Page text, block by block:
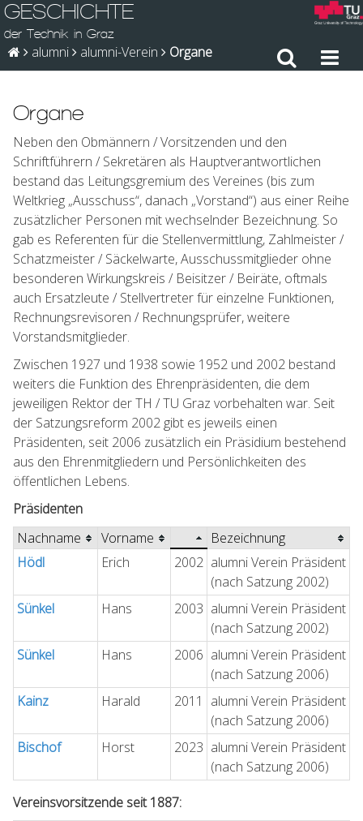
GESCHICHTE
der Technik in Graz
alumni alumni-Verein Organe
Organe
Neben den Obmännern / Vorsitzenden und den
Schriftführern / Sekretären als Hauptverantwortlichen
bestand das Leitungsgremium des Vereines (bis zum
Weltkrieg „Ausschuss“, danach „Vorstand“) aus einer Reihe
zusätzlicher Personen mit wechselnder Bezeichnung. So
gab es Referenten für die Stellenvermittlung, Zahlmeister /
Schatzmeister / Säckelwarte, Ausschussmitglieder ohne
besonderen Wirkungskreis / Beisitzer / Beiräte, oftmals
auch Ersatzleute / Stellvertreter für einzelne Funktionen,
Rechnungsrevisoren / Rechnungsprüfer, weitere
Vorstandsmitglieder.
Zwischen 1927 und 1938 sowie 1952 und 2002 bestand
weiters die Funktion des Ehrenpräsidenten, die dem
jeweiligen Rektor der TH / TU Graz vorbehalten war. Seit
der Satzungsreform 2002 gibt es jeweils einen
Präsidenten, seit 2006 zusätzlich ein Präsidium bestehend
aus den Ehrenmitgliedern und Persönlichkeiten des
öffentlichen Lebens.
Präsidenten
Nachname
Vorname
Bezeichnung
Hödl
Erich 2002 alumni Verein Präsident
(nach Satzung 2002)
Sünkel
Hans 2003 alumni Verein Präsident
(nach Satzung 2002)
Sünkel
Hans 2006 alumni Verein Präsident
(nach Satzung 2006)
Kainz
Harald 2011
alumni Verein Präsident
(nach Satzung 2006)
Bischof
Horst 2023 alumni Verein Präsident
(nach Satzung 2006)
Vereinsvorsitzende seit 1887: